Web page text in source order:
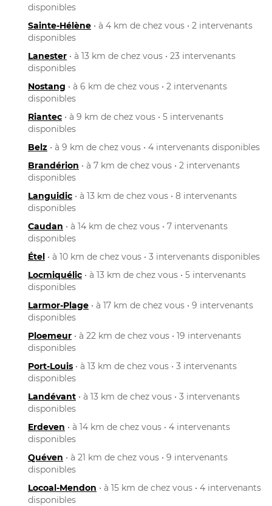
disponibles
Sainte-Hélène • à 4 km de chez vous • 2 intervenants
disponibles
Lanester • à 13 km de chez vous • 23 intervenants
disponibles
Nostang • à 6 km de chez vous • 2 intervenants
disponibles
Riantec • à 9 km de chez vous • 5 intervenants
disponibles
Belz • à 9 km de chez vous • 4 intervenants disponibles
Brandérion • à 7 km de chez vous • 2 intervenants
disponibles
Languidic • à 13 km de chez vous • 8 intervenants
disponibles
Caudan • à 14 km de chez vous • 7 intervenants
disponibles
Étel • à 10 km de chez vous • 3 intervenants disponibles
Locmiquélic • à 13 km de chez vous • 5 intervenants
disponibles
Larmor-Plage • à 17 km de chez vous • 9 intervenants
disponibles
Ploemeur • à 22 km de chez vous • 19 intervenants
disponibles
Port-Louis • à 13 km de chez vous • 3 intervenants
disponibles
Landévant • à 13 km de chez vous • 3 intervenants
disponibles
Erdeven • à 14 km de chez vous • 4 intervenants
disponibles
Quéven • à 21 km de chez vous • 9 intervenants
disponibles
Locoal-Mendon • à 15 km de chez vous • 4 intervenants
disponibles